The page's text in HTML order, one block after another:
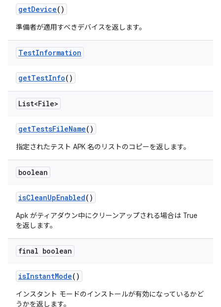
getDevice()
準備者が適用すべきデバイスを返します。
TestInformation
getTestInfo()
List<File>
getTestsFileName()
指定されたテスト APK 名のリストのコピーを返します。
boolean
isCleanUpEnabled()
Apk がティアダウン中にクリーンアップされる場合は True
を返します。
final boolean
isInstantMode()
インスタント モードのインストールが有効になっているかど
うかを返します。